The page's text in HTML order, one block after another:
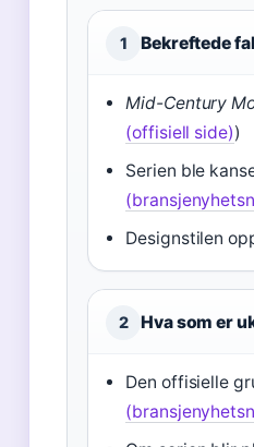
1 Bekreftede
Mid-Century
(offisiell side))
Serien ble
Designstilen
2 Hva som er
Den offisielle